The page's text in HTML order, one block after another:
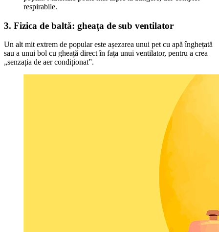
respirabile.
3. Fizica de baltă: gheața de sub ventilator
Un alt mit extrem de popular este așezarea unui pet cu apă înghețată
sau a unui bol cu gheață direct în fața unui ventilator, pentru a crea
„senzația de aer condiționat”.